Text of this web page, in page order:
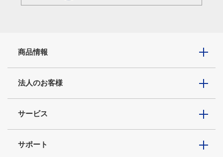
商品情報
法人のお客様
サービス
サポート